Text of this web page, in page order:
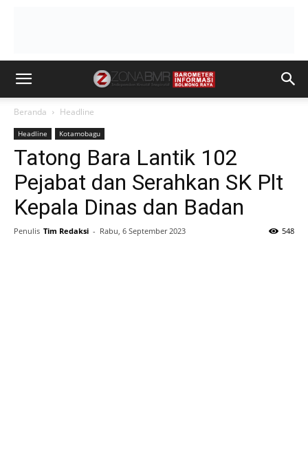
Beranda Headline
Headline Kotamobagu
Tatong Bara Lantik 102
Pejabat dan Serahkan SK Plt
Kepala Dinas dan Badan
Penulis Tim Redaksi - Rabu, 6 September 2023 548